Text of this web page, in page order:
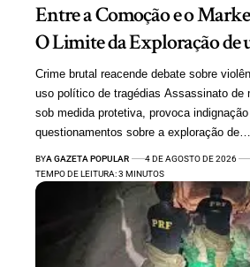
Entre a Comoção e o
O Limite da Exploração de
Crime brutal reacende debate sobre
uso político de tragédias Assassinato de
sob medida protetiva, provoca
questionamentos sobre a exploração de…
BYA GAZETA POPULAR
4 DE AGOSTO DE 2026
TEMPO DE LEITURA: 3 MINUTOS